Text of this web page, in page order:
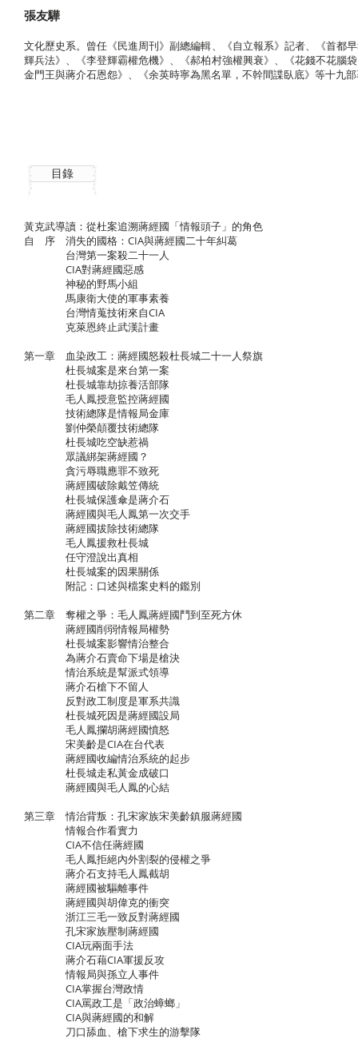
張友驊
文化歷史系。曾任《民進周刊》副總編輯、《自立報系》記者、《首都
輝兵法》、《李登輝霸權危機》、《郝柏村強權興衰》、《花錢不花腦
金門王與蔣介石恩怨》、《余英時寧為黑名單，不幹間諜臥底》等十九
目錄
黃克武導讀：從杜案追溯蔣經國「情報頭子」的角色
自 序 消失的國格：CIA與蔣經國二十年糾葛
台灣第一案殺二十一人
CIA對蔣經國惡感
神秘的野馬小組
馬康衛大使的軍事素養
台灣情蒐技術來自CIA
克萊恩終止武漢計畫
第一章 血染政工：蔣經國怒殺杜長城二十一人祭旗
杜長城案是來台第一案
杜長城靠劫掠養活部隊
毛人鳳授意監控蔣經國
技術總隊是情報局金庫
劉仲榮顛覆技術總隊
杜長城吃空缺惹禍
眾議綁架蔣經國？
貪污辱職應罪不致死
蔣經國破除戴笠傳統
杜長城保護傘是蔣介石
蔣經國與毛人鳳第一次交手
蔣經國拔除技術總隊
毛人鳳援救杜長城
任守澄說出真相
杜長城案的因果關係
附記：口述與檔案史料的鑑別
第二章 奪權之爭：毛人鳳蔣經國鬥到至死方休
蔣經國削弱情報局權勢
杜長城案影響情治整合
為蔣介石賣命下場是槍決
情治系統是幫派式領導
蔣介石槍下不留人
反對政工制度是軍系共識
杜長城死因是蔣經國設局
毛人鳳攔胡蔣經國憤怒
宋美齡是CIA在台代表
蔣經國收編情治系統的起步
杜長城走私黃金成破口
蔣經國與毛人鳳的心結
第三章 情治背叛：孔宋家族宋美齡鎮服蔣經國
情報合作看實力
CIA不信任蔣經國
毛人鳳拒絕內外割裂的侵權之爭
蔣介石支持毛人鳳截胡
蔣經國被驅離事件
蔣經國與胡偉克的衝突
浙江三毛一致反對蔣經國
孔宋家族壓制蔣經國
CIA玩兩面手法
蔣介石藉CIA軍援反攻
情報局與孫立人事件
CIA掌握台灣政情
CIA罵政工是「政治蟑螂」
CIA與蔣經國的和解
刀口舔血、槍下求生的游擊隊